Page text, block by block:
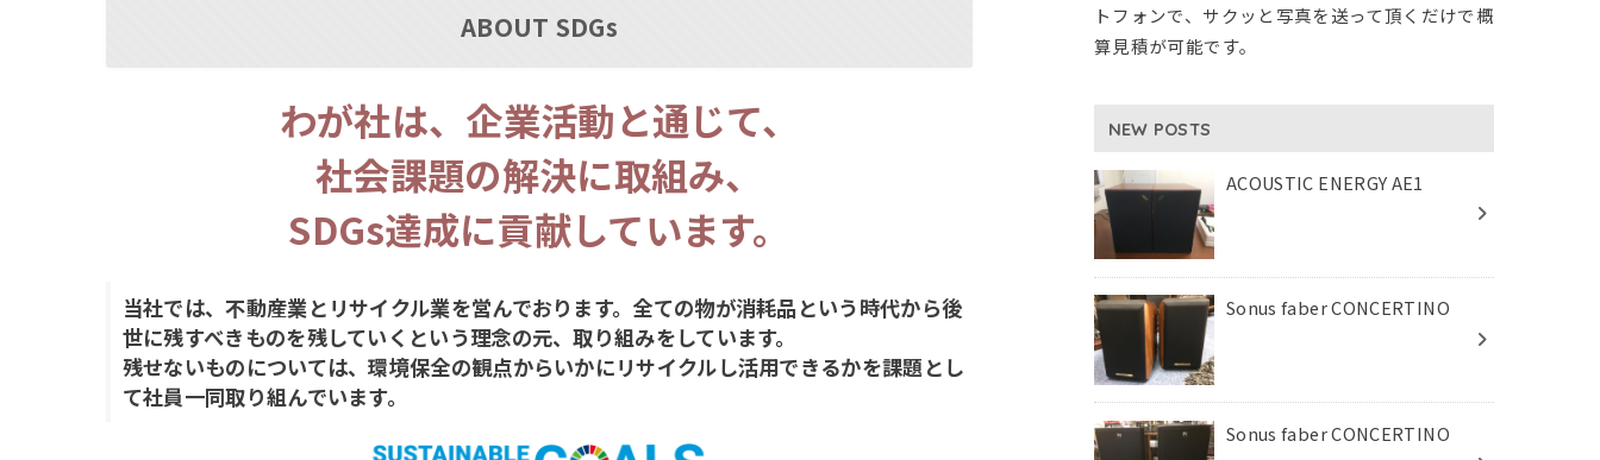
ABOUT SDGs
わが社は、企業活動と通じて、
社会課題の解決に取組み、
SDGs達成に貢献しています。
当社では、不動産業とリサイクル業を営んでおります。全ての物が消耗品という時代から後
世に残すべきものを残していくという理念の元、取り組みをしています。
残せないものについては、環境保全の観点からいかにリサイクルし活用できるかを課題とし
て社員一同取り組んでいます。
トフォンで、サクッと写真を送って頂くだけで概
算見積が可能です。
NEW POSTS
ACOUSTIC ENERGY AE1
Sonus faber CONCERTINO
Sonus faber CONCERTINO